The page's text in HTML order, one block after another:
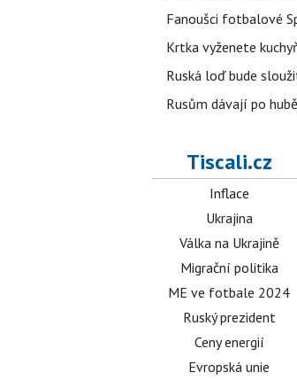
Fanoušci fotbalové
Krtka vyženete
Ruská loď bude
Rusům dávají po
Tiscali.cz
Inflace
Ukrajina
Válka na Ukrajině
Migrační politika
ME ve fotbale 2024
Ruský prezident
Ceny energií
Evropská unie